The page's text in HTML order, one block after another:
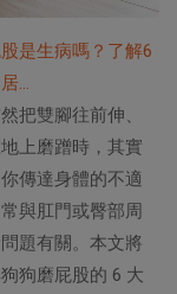
是生病嗎？了解6
...
把雙腳往前伸、
上磨蹭時，其實
傳達身體的不適
與肛門或臀部周
題有關。本文將
狗磨屁股的 6 大